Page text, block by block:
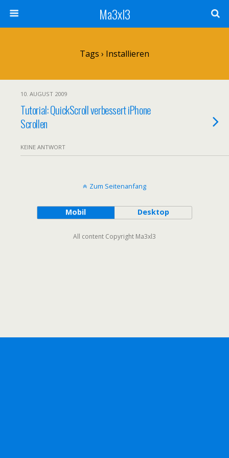
Ma3xl3
Tags › Installieren
10. AUGUST 2009
Tutorial: QuickScroll verbessert iPhone
Scrollen
KEINE ANTWORT
Zum Seitenanfang
Mobil Desktop
All content Copyright Ma3xl3